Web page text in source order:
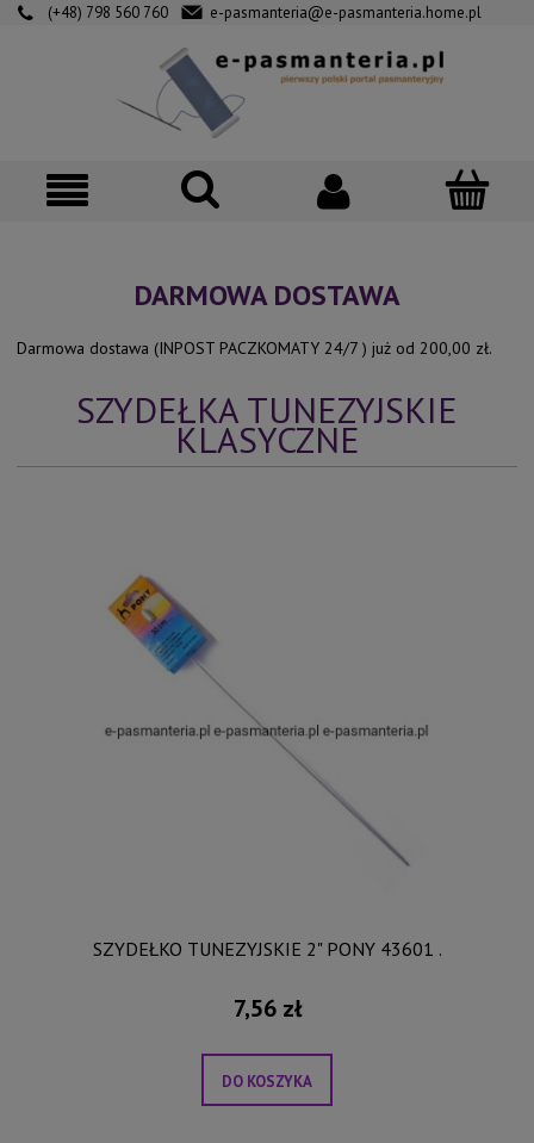
(+48) 798 560 760 e-pasmanteria@e-pasmanteria.home.pl
DARMOWA DOSTAWA
Darmowa dostawa (INPOST PACZKOMATY 24/7 ) już od 200,00 zł.
SZYDEŁKA TUNEZYJSKIE
KLASYCZNE
SZYDEŁKO TUNEZYJSKIE 2" PONY 43601 .
7,56 zł
DO KOSZYKA